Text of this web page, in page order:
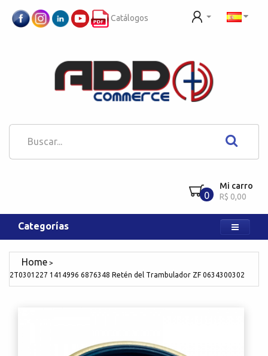
Catálogos
0
Mi carro
R$ 0,00
Categorías
2T0301227 1414996 6876348 Retén del Trambulador ZF 0634300302